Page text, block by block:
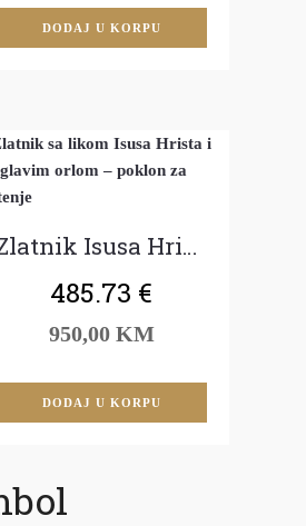
DODAJ U KORPU
Zlatnik Isusa Hrista
485.73 €
950,00 KM
DODAJ U KORPU